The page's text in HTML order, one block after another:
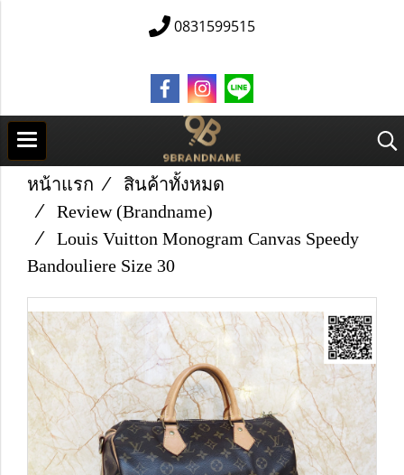
0831599515
หน้าแรก
สินค้าทั้งหมด
Review (Brandname)
Louis Vuitton Monogram Canvas Speedy
Bandouliere Size 30